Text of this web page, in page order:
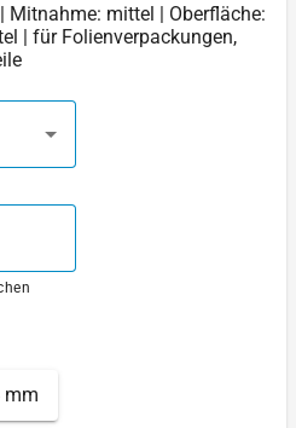
Mitnahme: mittel | Oberfläche:
| für Folienverpackungen,
mm